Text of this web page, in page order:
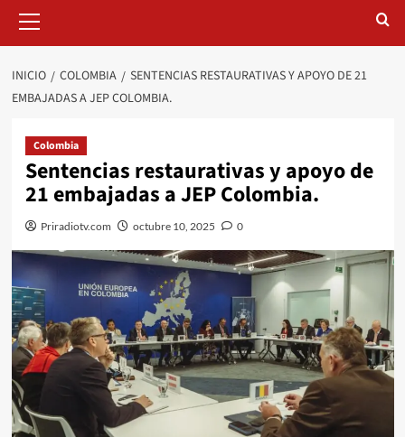
primario
INICIO COLOMBIA
SENTENCIAS RESTAURATIVAS Y APOYO DE 21
EMBAJADAS A JEP COLOMBIA.
Colombia
Sentencias restaurativas y apoyo de
21 embajadas a JEP Colombia.
Priradiotv.com octubre 10, 2025 0